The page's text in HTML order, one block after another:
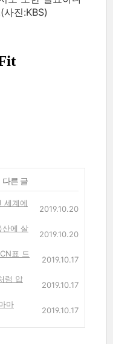
진:KBS)
다른 글
세계에
2019.10.20
산에 살
2019.10.20
표 드
2019.10.17
럼 압
2019.10.17
마
2019.10.17